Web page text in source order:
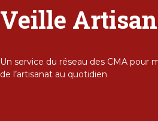
Veille
Un service du réseau des CMA pour
de l’artisanat au quotidien